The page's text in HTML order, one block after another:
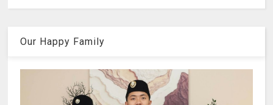
Our Happy Family